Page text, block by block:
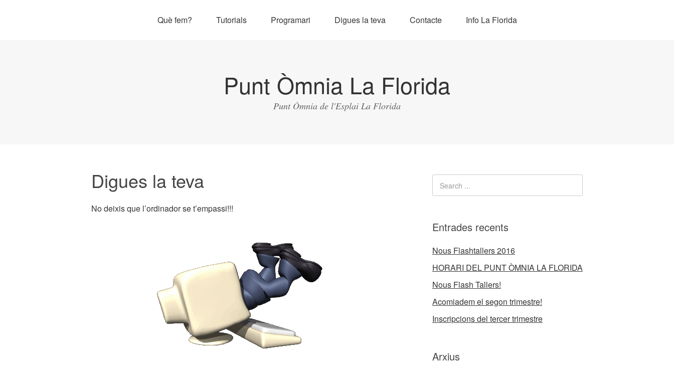
Què fem? Tutorials Programari Digues la teva Contacte Info La Florida
Punt Òmnia La Florida
Punt Òmnia de l'Esplai La Florida
Digues la teva
No deixis que l’ordinador se t’empassi!!!
Entrades recents
Nous Flashtallers 2016
HORARI DEL PUNT ÒMNIA LA FLORIDA
Nous Flash Tallers!
Acomiadem el segon trimestre!
Inscripcions del tercer trimestre
Arxius